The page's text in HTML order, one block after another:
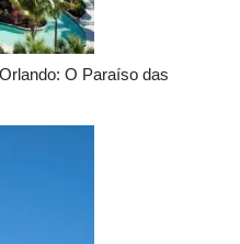
O Paraíso das